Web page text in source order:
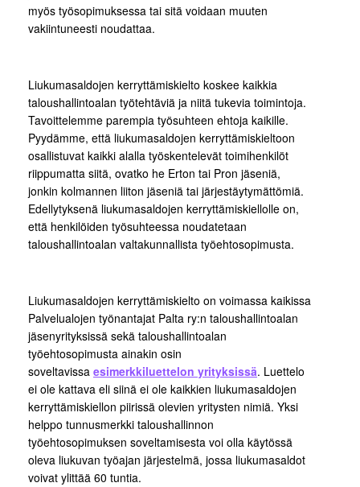
myös työsopimuksessa tai sitä voidaan muuten
vakiintuneesti noudattaa.
Liukumasaldojen kerryttämiskielto koskee kaikkia
taloushallintoalan työtehtäviä ja niitä tukevia toimintoja.
Tavoittelemme parempia työsuhteen ehtoja kaikille.
Pyydämme, että liukumasaldojen kerryttämiskieltoon
osallistuvat kaikki alalla työskentelevät toimihenkilöt
riippumatta siitä, ovatko he Erton tai Pron jäseniä,
jonkin kolmannen liiton jäseniä tai järjestäytymättömiä.
Edellytyksenä liukumasaldojen kerryttämiskiellolle on,
että henkilöiden työsuhteessa noudatetaan
taloushallintoalan valtakunnallista työehtosopimusta.
Liukumasaldojen kerryttämiskielto on voimassa kaikissa
Palvelualojen työnantajat Palta ry:n taloushallintoalan
jäsenyrityksissä sekä taloushallintoalan
työehtosopimusta ainakin osin
soveltavissa esimerkkiluettelon yrityksissä. Luettelo
ei ole kattava eli siinä ei ole kaikkien liukumasaldojen
kerryttämiskiellon piirissä olevien yritysten nimiä. Yksi
helppo tunnusmerkki taloushallinnon
työehtosopimuksen soveltamisesta voi olla käytössä
oleva liukuvan työajan järjestelmä, jossa liukumasaldot
voivat ylittää 60 tuntia.